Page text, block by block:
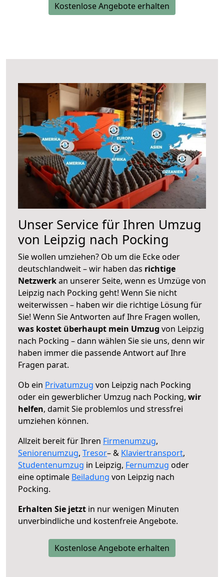
Kostenlose Angebote erhalten
Unser Service für Ihren Umzug
von Leipzig nach Pocking
Sie wollen umziehen? Ob um die Ecke oder
deutschlandweit – wir haben das richtige
Netzwerkan unserer Seite, wenn es Umzüge von
Leipzig nach Pocking geht! Wenn Sie nicht
weiterwissen – haben wir die richtige Lösung für
Sie! Wenn Sie Antworten auf Ihre Fragen wollen,
was kostet überhaupt mein Umzug von Leipzig
nach Pocking – dann wählen Sie sie uns, denn wir
haben immer die passende Antwort auf Ihre
Fragen parat.
Ob ein Privatumzug von Leipzig nach Pocking
oder ein gewerblicher Umzug nach Pocking, wir
helfen, damit Sie problemlos und stressfrei
umziehen können.
Allzeit bereit für Ihren Firmenumzug,
Seniorenumzug, Tresor– & Klaviertransport,
Studentenumzug in Leipzig, Fernumzug oder
eine optimale Beiladung von Leipzig nach
Pocking.
Erhalten Sie jetzt in nur wenigen Minuten
unverbindliche und kostenfreie Angebote.
Kostenlose Angebote erhalten